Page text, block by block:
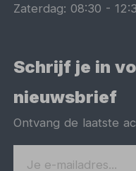
Zaterdag:08:30 -
Schrijf je in
nieuwsbrief
Ontvang de laatste